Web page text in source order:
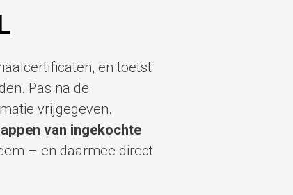
en toetst
Pas na de
vrijgegeven.
van ingekochte
– en daarmee direct